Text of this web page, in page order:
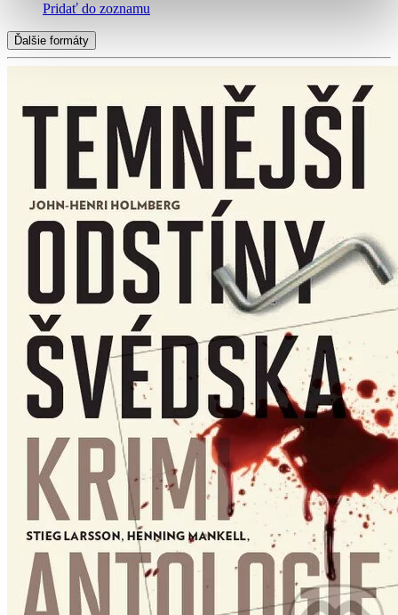
Pridať do zoznamu
Ďalšie formáty